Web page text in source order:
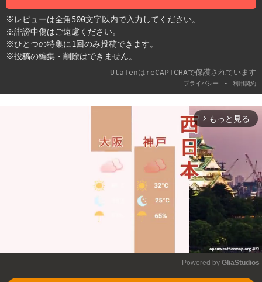
※レビューは全角500文字以内で入力してください。
※誹謗中傷はご遠慮ください。
※ひとつの特集に1回のみ投稿できます。
※投稿の編集・削除はできません。
UtaTenはreCAPTCHAで保護されています
プライバシー - 利用契約
arrow_forward_ios もっと見る
Powered by GliaStudios